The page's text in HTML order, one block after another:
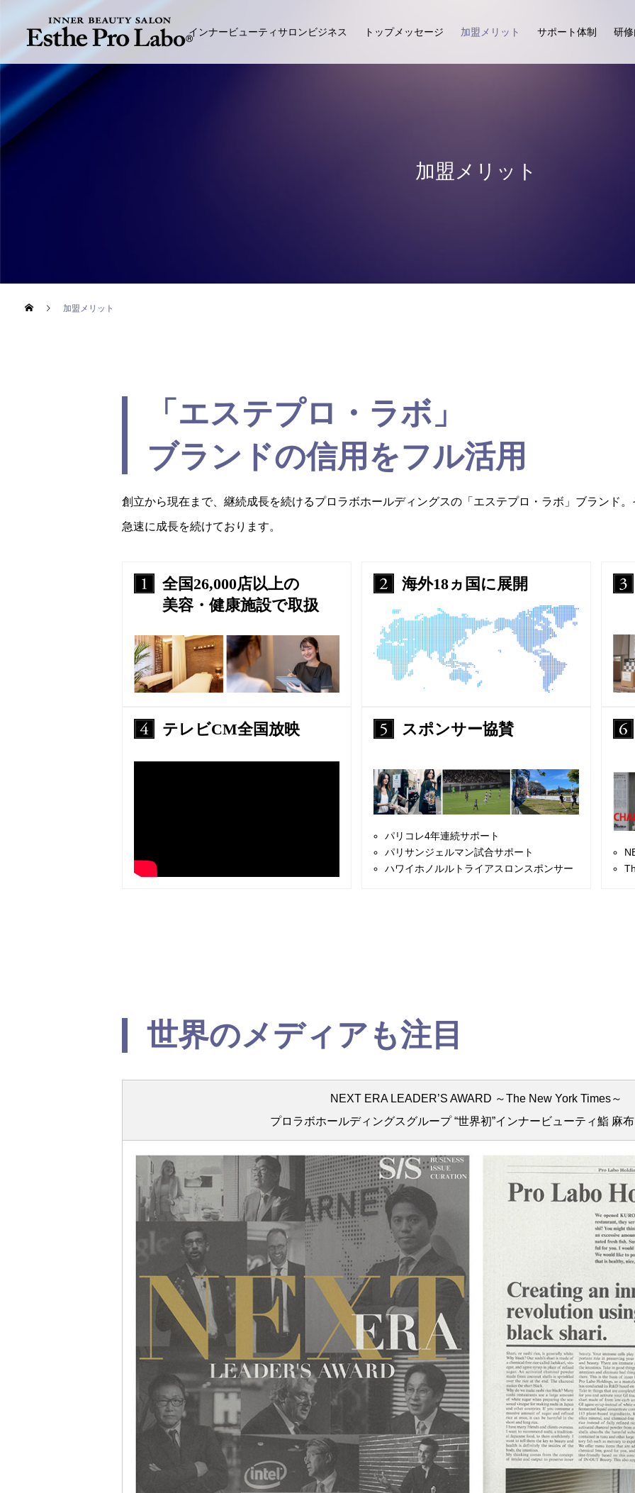
インナービューティサロンビジネス トップメッセージ 加盟メリット サポート体制 研
加盟メリット
加盟メリット
「エステプロ・ラボ」
ブランドの信用をフル活用
創立から現在まで、継続成長を続けるプロラボホールディングスの「エステプロ・ラボ」ブランド
急速に成長を続けております。
全国26,000店以上の
美容・健康施設で取扱
海外18ヵ国に展開
テレビCM全国放映 スポンサー協賛
パリコレ4年連続サポート
パリサンジェルマン試合サポート
ハワイホノルルトライアスロンスポンサー
世界のメディアも注目
NEXT ERA LEADER’S AWARD ～The New York Times～
プロラボホールディングスグループ “世界初”インナービューティ鮨 麻